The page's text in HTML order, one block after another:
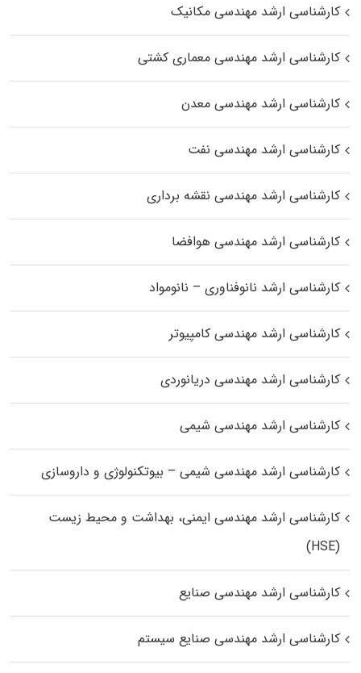
کارشناسی ارشد مهندسی مکانیک
کارشناسی ارشد مهندسی معماری کشتی
کارشناسی ارشد مهندسی معدن
کارشناسی ارشد مهندسی نفت
کارشناسی ارشد مهندسی نقشه برداری
کارشناسی ارشد مهندسی هوافضا
کارشناسی ارشد نانوفناوری – نانومواد
کارشناسی ارشد مهندسی کامپیوتر
کارشناسی ارشد مهندسی دریانوردی
کارشناسی ارشد مهندسی شیمی
کارشناسی ارشد مهندسی شیمی – بیوتکنولوژی و داروسازی
کارشناسی ارشد مهندسی ایمنی، بهداشت و محیط زیست
(HSE)
کارشناسی ارشد مهندسی صنایع
کارشناسی ارشد مهندسی صنایع سیستم